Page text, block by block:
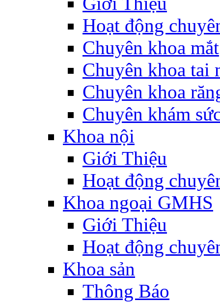
Hoạt động
Chuyên khoa mắt
Chuyên khoa tai
Chuyên khoa
Chuyên khám
Khoa nội
Giới Thiệu
Hoạt động
Khoa ngoại GMHS
Giới Thiệu
Hoạt động
Khoa sản
Thông Báo